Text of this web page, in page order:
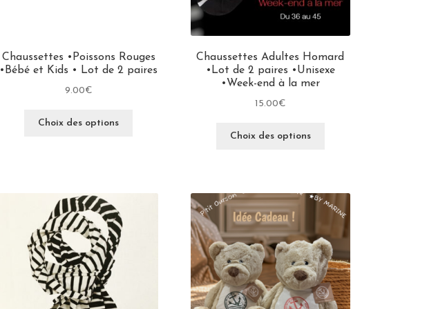
Chaussettes •Poissons Rouges
•Bébé et Kids • Lot de 2 paires
9.00€
Choix des options
Chaussettes Adultes Homard
•Lot de 2 paires •Unisexe
•Week-end à la mer
15.00€
Choix des options